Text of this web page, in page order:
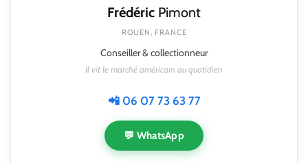
Frédéric Pimont
ROUEN, FRANCE
Conseiller & collectionneur
Il vit le marché américain au quotidien
📲 06 07 73 63 77
💬 WhatsApp